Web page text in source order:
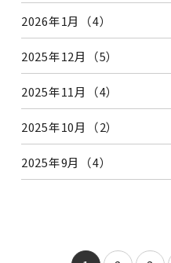
2026年1月（4）
2025年12月（5）
2025年11月（4）
2025年10月（2）
2025年9月（4）